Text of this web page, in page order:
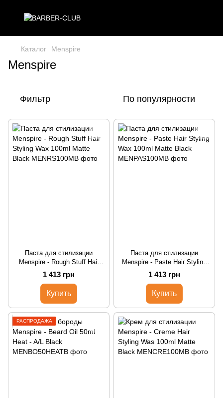
Каталог Menspire
Menspire
Фильтр По популярности
Паста для стилизации
Menspire - Rough Stuff Hair
Styling Wax 100ml Matte Black
1 413 грн
Купить
Паста для стилизации
Menspire - Paste Hair Styling
Wax 100ml Matte Black
1 413 грн
Купить
РАСПРОДАЖА